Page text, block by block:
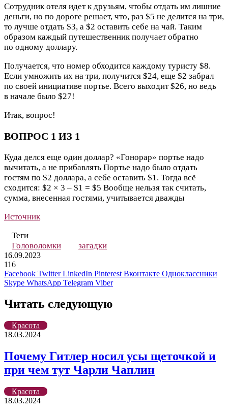
Сотрудник отеля идет к друзьям, чтобы отдать им лишние
деньги, но по дороге решает, что, раз $5 не делится на три,
то лучше отдать $3, а $2 оставить себе на чай. Таким
образом каждый путешественник получает обратно
по одному доллару.
Получается, что номер обходится каждому туристу $8.
Если умножить их на три, получится $24, еще $2 забрал
по своей инициативе портье. Всего выходит $26, но ведь
в начале было $27!
Итак, вопрос!
ВОПРОС 1 ИЗ 1
Куда делся еще один доллар? «Гонорар» портье надо
вычитать, а не прибавлять Портье надо было отдать
гостям по $2 доллара, а себе оставить $1. Тогда всё
сходится: $2 × 3 – $1 = $5 Вообще нельзя так считать,
сумма, внесенная гостями, учитывается дважды
Источник
Теги
Головоломки
загадки
16.09.2023
116
Facebook Twitter LinkedIn Pinterest Вконтакте Одноклассники
Skype WhatsApp Telegram Viber
Читать следующую
Красота
18.03.2024
Почему Гитлер носил усы щеточкой и
при чем тут Чарли Чаплин
Красота
18.03.2024